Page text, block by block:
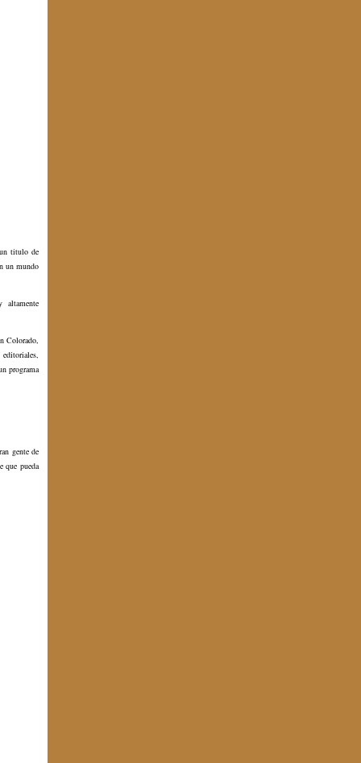
titulo de
un mundo
altamente
Colorado,
programa
gente de
que pueda